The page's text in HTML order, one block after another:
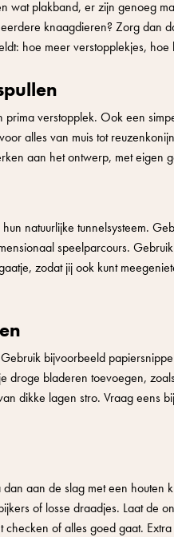
plakband, er zijn genoeg
knaagdieren? Zorg dan
hoe meer verstopplekjes, hoe
verstopplek. Ook een
alles van muis tot
aan het ontwerp, met eigen
natuurlijke tunnelsysteem.
speelparcours.
zodat jij ook kunt
bijvoorbeeld
droge bladeren toevoegen,
dikke lagen stro. Vraag eens
aan de slag met een houten
of losse draadjes. Laat de
of alles goed gaat.